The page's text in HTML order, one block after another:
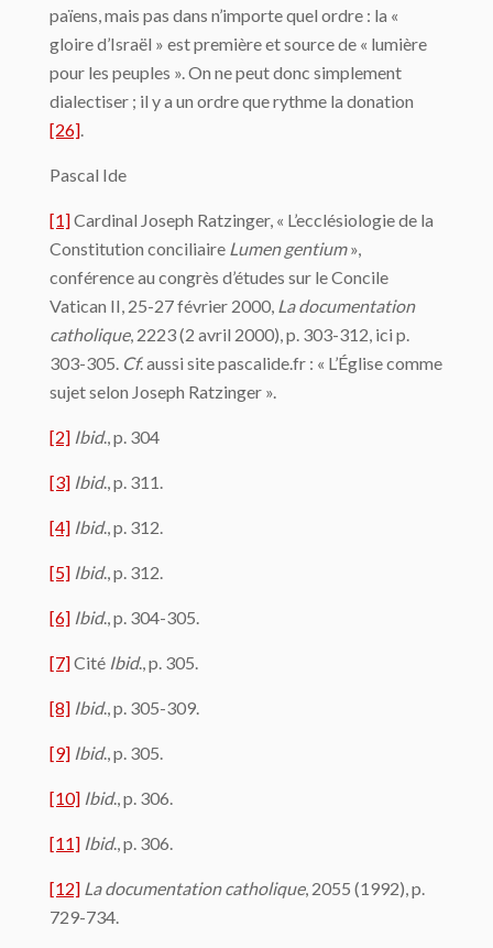
païens, mais pas dans n’importe quel ordre : la «
gloire d’Israël » est première et source de « lumière
pour les peuples ». On ne peut donc simplement
dialectiser ; il y a un ordre que rythme la donation
[26].
Pascal Ide
[1]Cardinal Joseph Ratzinger, « L’ecclésiologie de la
Constitution conciliaire Lumen gentium»,
conférence au congrès d’études sur le Concile
Vatican II, 25-27 février 2000, La documentation
catholique, 2223 (2 avril 2000), p. 303-312, ici p.
303-305. Cf. aussi site pascalide.fr : « L’Église comme
sujet selon Joseph Ratzinger ».
[2] Ibid., p. 304
[3] Ibid., p. 311.
[4] Ibid., p. 312.
[5] Ibid., p. 312.
[6] Ibid., p. 304-305.
[7]Cité Ibid., p. 305.
[8] Ibid., p. 305-309.
[9] Ibid., p. 305.
[10] Ibid., p. 306.
[11] Ibid., p. 306.
[12] La documentation catholique, 2055 (1992), p.
729-734.